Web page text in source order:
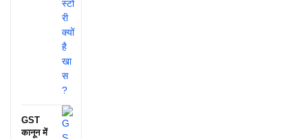
GST
कानून में